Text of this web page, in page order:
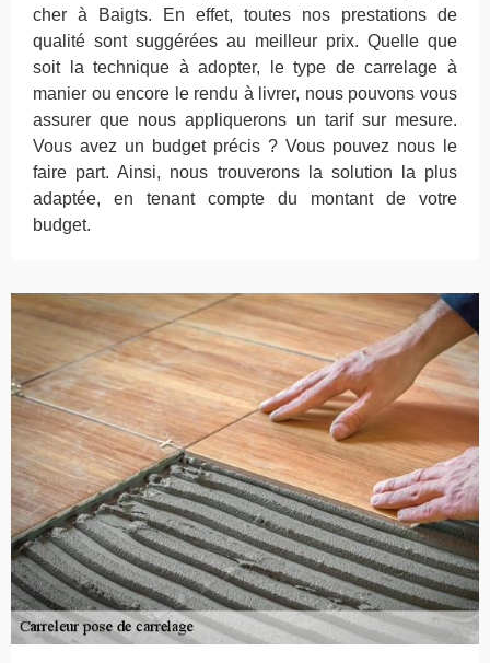
cher à Baigts. En effet, toutes nos prestations de
qualité sont suggérées au meilleur prix. Quelle que
soit la technique à adopter, le type de carrelage à
manier ou encore le rendu à livrer, nous pouvons vous
assurer que nous appliquerons un tarif sur mesure.
Vous avez un budget précis ? Vous pouvez nous le
faire part. Ainsi, nous trouverons la solution la plus
adaptée, en tenant compte du montant de votre
budget.